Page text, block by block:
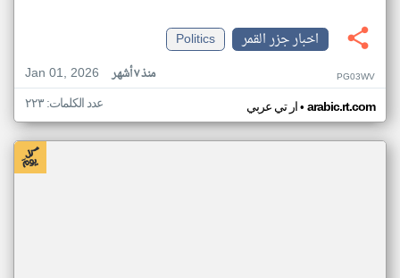
اخبار جزر القمر
Politics
Jan 01, 2026
منذ ٧ أشهر PG03WV
ار تي عربي• arabic.rt.com عدد الكلمات: ٢٢٣